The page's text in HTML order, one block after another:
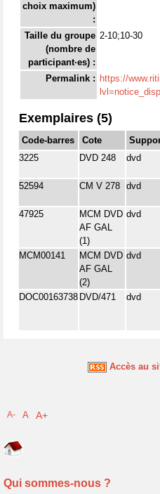
choix maximum)
:
Taille du groupe
(nombre de
participant·es) :
2-10;10-30
Permalink : https://
Exemplaires (5)
Code-barres Cote
3225
DVD 248 dvd
52594 CM V 278 dvd
47925
MCM DVD
AF GAL
(1)
dvd
MCM00141
MCM DVD
AF GAL
(2)
dvd
DOC00163738 DVD/471 dvd
Accès au
A- A A+
Qui sommes-nous ?